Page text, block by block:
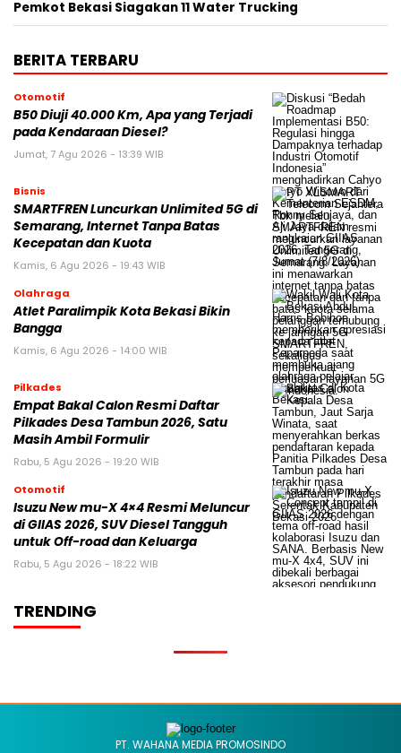
Pemkot Bekasi Siagakan 11 Water Trucking
BERITA TERBARU
Otomotif
B50 Diuji 40.000 Km, Apa yang Terjadi
pada Kendaraan Diesel?
Jumat, 7 Agu 2026 - 13:39 WIB
Bisnis
SMARTFREN Luncurkan Unlimited 5G di
Semarang, Internet Tanpa Batas
Kecepatan dan Kuota
Kamis, 6 Agu 2026 - 19:43 WIB
Olahraga
Atlet Paralimpik Kota Bekasi Bikin
Bangga
Kamis, 6 Agu 2026 - 14:00 WIB
Pilkades
Empat Bakal Calon Resmi Daftar
Pilkades Desa Tambun 2026, Satu
Masih Ambil Formulir
Rabu, 5 Agu 2026 - 19:20 WIB
Otomotif
Isuzu New mu-X 4×4 Resmi Meluncur
di GIIAS 2026, SUV Diesel Tangguh
untuk Off-road dan Keluarga
Rabu, 5 Agu 2026 - 18:22 WIB
TRENDING
PT. WAHANA MEDIA PROMOSINDO